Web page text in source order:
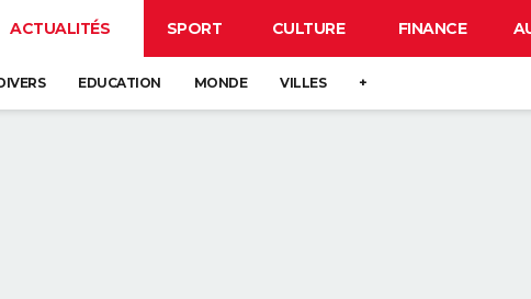
ACTUALITÉS SPORT CULTURE FINANCE
EDUCATION MONDE VILLES +